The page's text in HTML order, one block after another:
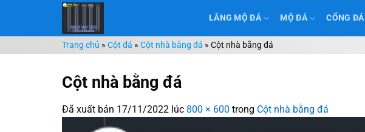
nội
dung
LĂNG MỘ ĐÁ MỘ ĐÁ CỔNG ĐÁ
Trang chủ » Cột đá » Cột nhà bằng đá » Cột nhà bằng đá
Cột nhà bằng đá
Đã xuất bản 17/11/2022 lúc 800 × 600 trong Cột nhà bằng đá